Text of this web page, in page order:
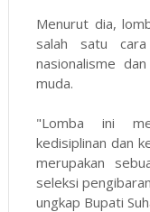
Menurut dia,
salah satu cara
nasionalisme
muda.
"Lomba ini
kedisiplinan dan
merupakan
seleksi
ungkap Bupati